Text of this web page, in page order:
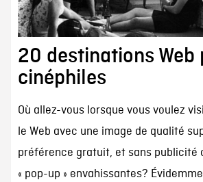
20 destinations Web
cinéphiles
Où allez-vous lorsque vous voulez
le Web avec une image de qualité
préférence gratuit, et sans publicité
« pop-up » envahissantes?